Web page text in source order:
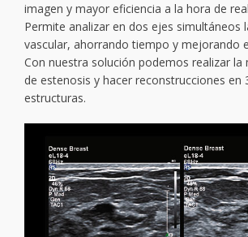
imagen y mayor eficiencia a la hora de
Permite analizar en dos ejes simultáneos
vascular, ahorrando tiempo y mejorando
Con nuestra solución podemos realizar la
de estenosis y hacer reconstrucciones en
estructuras.